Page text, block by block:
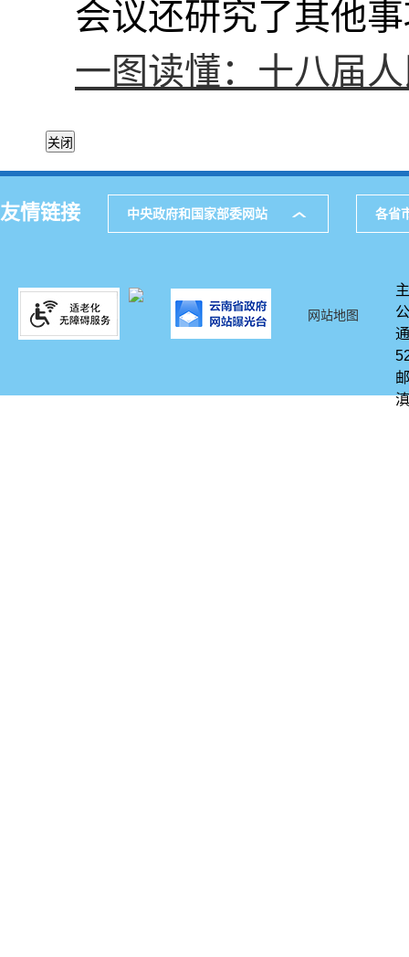
会议还研究了其他
一图读懂：十八届
友情链接 中央政府和国家部委网站 各省
网站地图